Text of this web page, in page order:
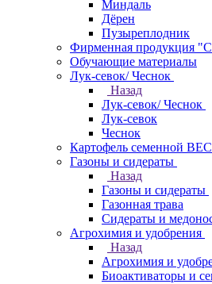
Миндаль
Дёрен
Пузыреплодник
Фирменная продукция
Обучающие материалы
Лук-севок/ Чеснок
Назад
Лук-севок/ Чеснок
Лук-севок
Чеснок
Картофель семенной
Газоны и сидераты
Назад
Газоны и сидераты
Газонная трава
Сидераты и
Агрохимия и удобрения
Назад
Агрохимия и
Биоактиваторы и